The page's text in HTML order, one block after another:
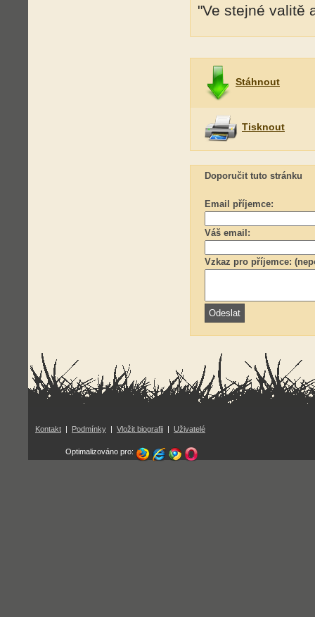
"Ve stejné valitě
Stáhnout
Tisknout
Doporučit tuto stránku
Email příjemce:
Váš email:
Vzkaz pro příjemce:
Kontakt | Podmínky | Vložit biografii | Uživatelé
Optimalizováno pro: